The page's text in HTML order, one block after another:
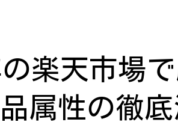
楽天市場
属性の徹